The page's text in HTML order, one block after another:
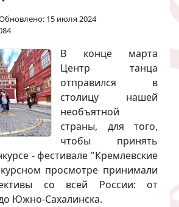
15 июля 2024
В конце марта
Центр танца
отправился в
столицу нашей
необъятной
страны, для того,
чтобы принять
- фестивале "Кремлевские
просмотре принимали
со всей России: от
Южно-Сахалинска.